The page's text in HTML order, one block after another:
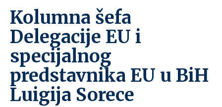
Kolumna šefa
Delegacije EU i
specijalnog
predstavnika EU u BiH
Luigija Sorece